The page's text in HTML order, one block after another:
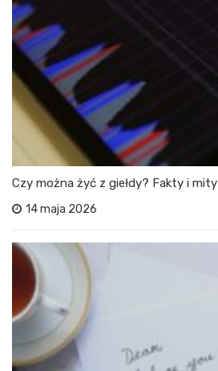
Czy można żyć z giełdy? Fakty i mity
14 maja 2026